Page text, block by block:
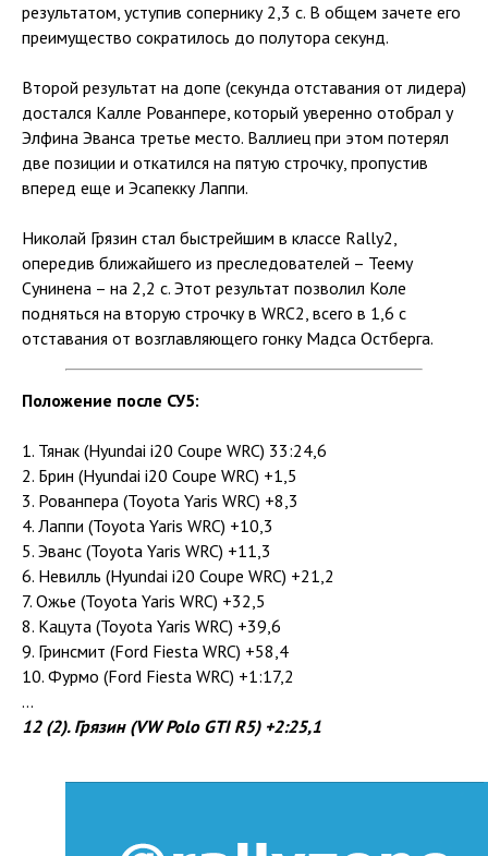
результатом, уступив сопернику 2,3 с. В общем зачете его
преимущество сократилось до полутора секунд.
Второй результат на допе (секунда отставания от лидера)
достался Калле Рованпере, который уверенно отобрал у
Элфина Эванса третье место. Валлиец при этом потерял
две позиции и откатился на пятую строчку, пропустив
вперед еще и Эсапекку Лаппи.
Николай Грязин стал быстрейшим в классе Rally2,
опередив ближайшего из преследователей – Теему
Сунинена – на 2,2 с. Этот результат позволил Коле
подняться на вторую строчку в WRC2, всего в 1,6 с
отставания от возглавляющего гонку Мадса Остберга.
Положение после СУ5:
1. Тянак (Hyundai i20 Coupe WRC) 33:24,6
2. Брин (Hyundai i20 Coupe WRC) +1,5
3. Рованпера (Toyota Yaris WRC) +8,3
4. Лаппи (Toyota Yaris WRC) +10,3
5. Эванс (Toyota Yaris WRC) +11,3
6. Невилль (Hyundai i20 Coupe WRC) +21,2
7. Ожье (Toyota Yaris WRC) +32,5
8. Кацута (Toyota Yaris WRC) +39,6
9. Гринсмит (Ford Fiesta WRC) +58,4
10. Фурмо (Ford Fiesta WRC) +1:17,2
...
12 (2). Грязин (VW Polo GTI R5) +2:25,1